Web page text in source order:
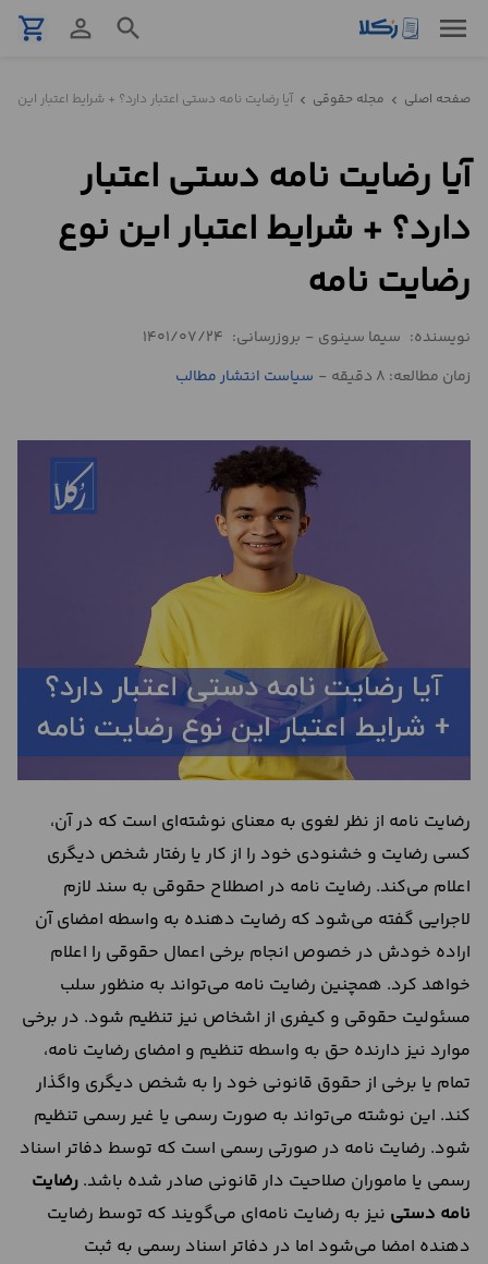
menu
search
person_outline
shopping_cart
نمونه
تنظیم
مشاوره
حقوقی
استعلام
محاسبه
ما
صفحه اصلی chevron_left مجله حقوقی chevron_left آیا رضایت نامه دستی اعتبار دارد؟ + شرایط اعتبار این
آیا رضایت نامه دستی اعتبار
دارد؟ + شرایط اعتبار این نوع
رضایت نامه
نویسنده: سیما سینوی - بروزرسانی: 1401/07/24
زمان مطالعه: 8 دقیقه
- سیاست انتشار مطالب
رضایت نامه از نظر لغوی به معنای نوشته‌ای است که در آن،
کسی رضایت و خشنودی خود را از کار یا رفتار شخص دیگری
اعلام می‌کند. رضایت نامه در اصطلاح حقوقی به سند لازم
لاجرایی گفته می‌شود که رضایت دهنده به واسطه امضای آن
اراده خودش در خصوص انجام برخی اعمال حقوقی را اعلام
خواهد کرد. همچنین رضایت نامه می‌تواند به منظور سلب
مسئولیت حقوقی و کیفری از اشخاص نیز تنظیم شود. در برخی
موارد نیز دارنده حق به واسطه تنظیم و امضای رضایت نامه،
تمام یا برخی از حقوق قانونی خود را به شخص دیگری واگذار
کند. این نوشته می‌تواند به صورت رسمی یا غیر رسمی تنظیم
شود. رضایت نامه در صورتی رسمی است که توسط دفاتر اسناد
رسمی یا ماموران صلاحیت دار قانونی صادر شده باشد. رضایت
نامه دستی نیز به رضایت نامه‌ای می‌گویند که توسط رضایت
دهنده امضا می‌شود اما در دفاتر اسناد رسمی به ثبت